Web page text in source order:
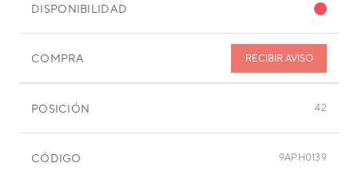
DISPONIBILIDAD
COMPRA RECIBIR AVISO
POSICIÓN 42
CÓDIGO 9APH0139